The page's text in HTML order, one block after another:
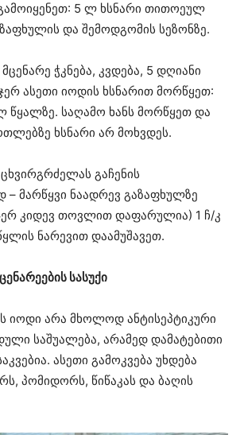
გამოიყენეთ: 5 ლ ხსნარი თითოეულ
და შემოდგომის სეზონზე.
ჭკნება, კვდება, 5 დღიანი
ასეთი იოდის ხსნარით მორწყეთ:
წყალზე. საღამო ხანს მორწყეთ და
ხსნარი არ მოხვდეს.
გაჩენის
– მარწყვი ნაადრევ გაზაფხულზე
კიდევ თოვლით დაფარულია) 1 ჩ/კ
ნარევით დაამუშავეთ.
სასუქი
იოდი არა მხოლოდ ანტისეპტიკური
საშუალება, არამედ დამატებითი
ასეთი გამოკვება უხდება
პომიდორს, წიწაკას და ბაღის